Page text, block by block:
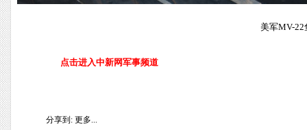
美军MV-22
点击进入中新网军事频道
分享到: 更多...